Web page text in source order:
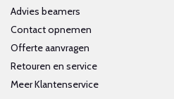
Advies beamers
Contact opnemen
Offerte aanvragen
Retouren en service
Meer Klantenservice